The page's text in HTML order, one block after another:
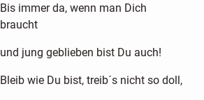
Bis immer da, wenn man Dich
braucht
und jung geblieben bist Du auch!
Bleib wie Du bist, treib´s nicht so doll,